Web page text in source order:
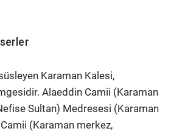
Karaman Kalesi,
Alaeddin Camii (Karaman
Sultan) Medresesi (Karaman
(Karaman merkez,